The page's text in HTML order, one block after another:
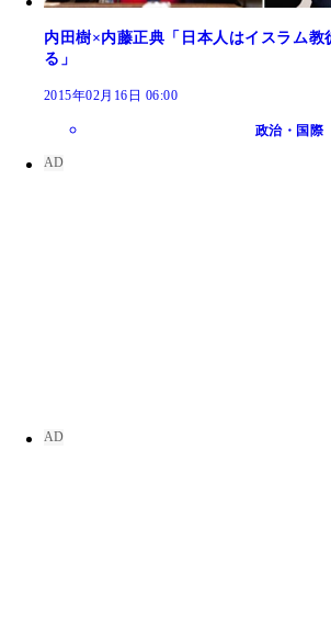
内田樹×内藤正典「日本人はイスラム教
る」
2015年02月16日 06:00
政治・国際